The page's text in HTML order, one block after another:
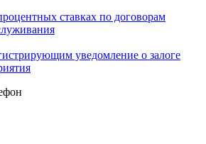
ставках по договорам
уведомление о залоге